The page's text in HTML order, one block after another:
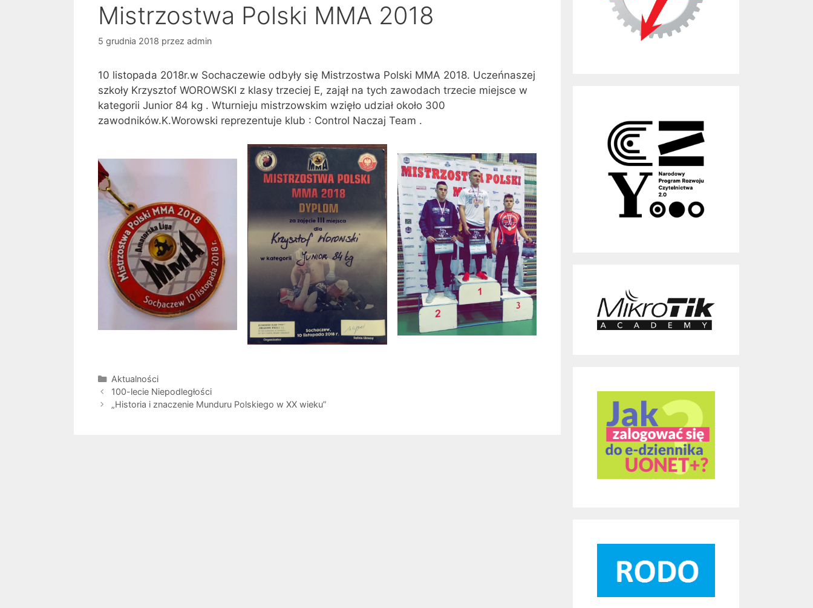
Mistrzostwa Polski MMA 2018
5 grudnia 2018 przez admin
10 listopada 2018r.w Sochaczewie odbyły się Mistrzostwa Polski MMA 2018. Uczeńnaszej
szkoły Krzysztof WOROWSKI z klasy trzeciej E, zajął na tych zawodach trzecie miejsce w
kategorii Junior 84 kg . Wturnieju mistrzowskim wzięło udział około 300
zawodników.K.Worowski reprezentuje klub : Control Naczaj Team .
Aktualności
100-lecie Niepodległości
„Historia i znaczenie Munduru Polskiego w XX wieku”